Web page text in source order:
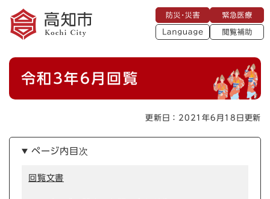
メニューを飛ばして本文へ
災
・
災
急
医
療
L
a
閲
助
本
令和3年6月回覧
更新日：2021年6月18日更新
ページ内目次
回覧文書